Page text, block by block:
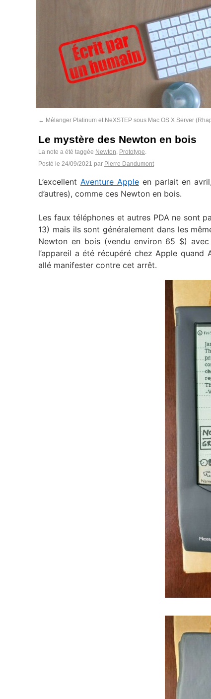
← Mélanger Platinum et NeXSTEP sous Mac OS X Server
Le mystère des Newton en bois
La note a été taggée Newton, Prototype.
Posté le 24/09/2021 par Pierre Dandumont
L’excellent Aventure Appleen parlait en
d’autres), comme ces Newton en bois.
Les faux téléphones et autres PDA ne sont
13) mais ils sont généralement dans les
Newton en bois (vendu environ 65 $)
l’appareil a été récupéré chez Apple quand
allé manifester contre cet arrêt.